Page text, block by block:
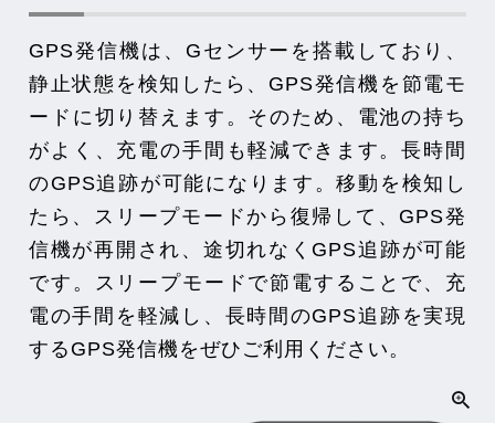
GPS発信機は、Gセンサーを搭載しており、
静止状態を検知したら、GPS発信機を節電モ
ードに切り替えます。そのため、電池の持ち
がよく、充電の手間も軽減できます。長時間
のGPS追跡が可能になります。移動を検知し
たら、スリープモードから復帰して、GPS発
信機が再開され、途切れなくGPS追跡が可能
です。スリープモードで節電することで、充
電の手間を軽減し、長時間のGPS追跡を実現
するGPS発信機をぜひご利用ください。